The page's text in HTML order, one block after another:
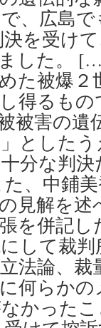
、広島
を受け
した。
た被爆２
得るも
被害の遺
とした
分な判
、中鋪
見解を
を併記
して裁
法論、
何らか
かった